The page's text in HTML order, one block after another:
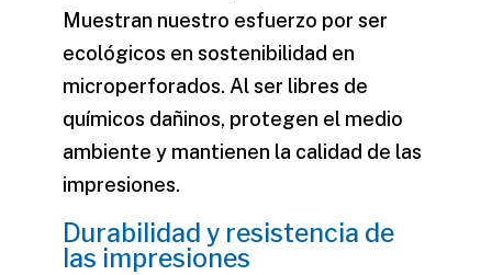
Muestran nuestro esfuerzo por ser
ecológicos en sostenibilidad en
microperforados. Al ser libres de
químicos dañinos, protegen el medio
ambiente y mantienen la calidad de las
impresiones.
Durabilidad y resistencia de
las impresiones